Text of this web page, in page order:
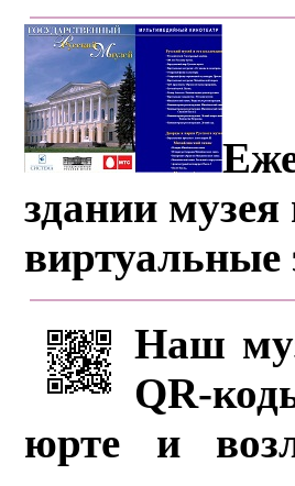
здании
Наш
QR-
юрте и